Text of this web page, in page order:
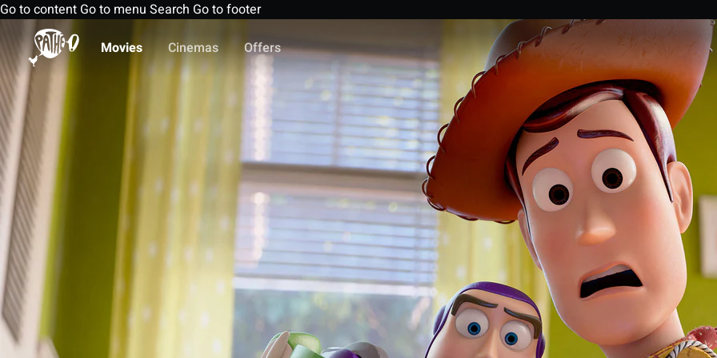
Go to content Go to menu Search Go to footer
Movies
Cinemas Offers